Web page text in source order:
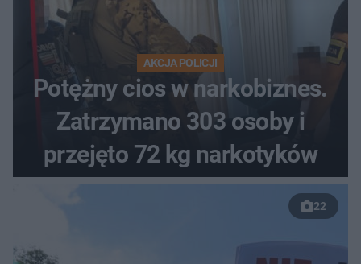
AKCJA POLICJI
Potężny cios w narkobiznes.
Zatrzymano 303 osoby i
przejęto 72 kg narkotyków
22